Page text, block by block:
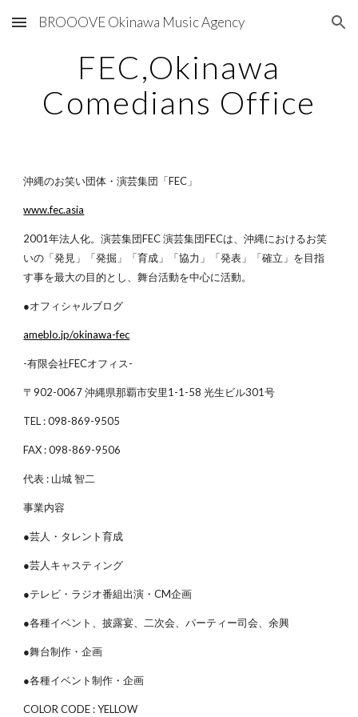
Skip to main content Skip to navigation
BROOOVE Okinawa Music Agency
FEC,Okinawa
Comedians Office
沖縄のお笑い団体・演芸集団「FEC」
www.fec.asia
2001年法人化。演芸集団FEC 演芸集団FECは、沖縄におけるお笑
いの「発見」「発掘」「育成」「協力」「発表」「確立」を目指
す事を最大の目的とし、舞台活動を中心に活動。
●オフィシャルブログ
ameblo.jp/okinawa-fec
-有限会社FECオフィス-
〒902-0067 沖縄県那覇市安里1-1-58 光生ビル301号
TEL : 098-869-9505
FAX : 098-869-9506
代表 : 山城 智二
事業内容
●芸人・タレント育成
●芸人キャスティング
●テレビ・ラジオ番組出演・CM企画
●各種イベント、披露宴、二次会、パーティー司会、余興
●舞台制作・企画
●各種イベント制作・企画
COLOR CODE : YELLOW